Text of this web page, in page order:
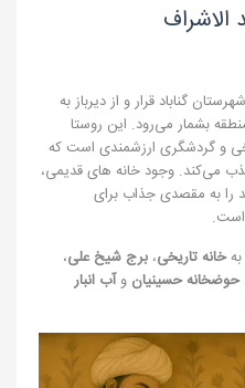
الاشراف
گناباد قرار و از دیرباز به
بشمار می‌رود. این روستا
و گردشگری ارزشمندی است که
می‌کند. وجود خانه های قدیمی،
را به مقصدی جذاب برای
است.
بهخانه تاریخی، برج شیخ علی،
حوضخانه حسینیان وآب انبار